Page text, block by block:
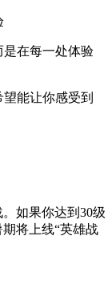
在每一处体验
能让你感受到
如果你达到30级
将上线“英雄战